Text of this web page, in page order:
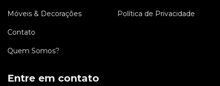
Móveis & Decorações
Contato
Quem Somos?
Política de Privacidade
Entre em contato